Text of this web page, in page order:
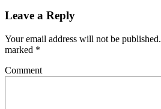
Leave a Reply
Your email address will not be published.
marked *
Comment